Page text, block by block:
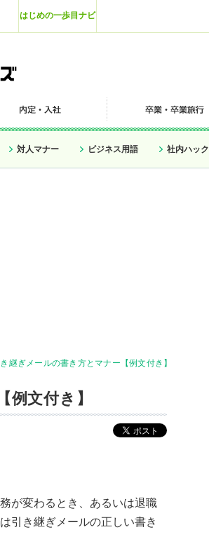
はじめの一歩目ナビ
対人マナー ビジネス用語 社内ハック
継ぎメールの書き方とマナー【例文付き】
文付き】
が変わるとき、あるいは退職
引き継ぎメールの正しい書き